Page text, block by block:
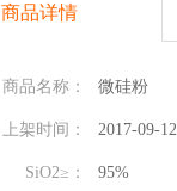
商品详情
商品名称： 微硅粉
上架时间： 2017-09-12
SiO2≥： 95%